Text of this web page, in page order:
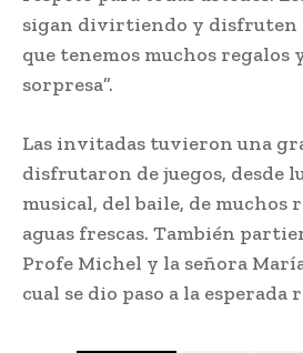
sigan divirtiendo y disfruten
que tenemos muchos regalos
sorpresa”.
Las invitadas tuvieron una
disfrutaron de juegos, desde
musical, del baile, de muchos
aguas frescas. También
Profe Michel y la señora
cual se dio paso a la esperada